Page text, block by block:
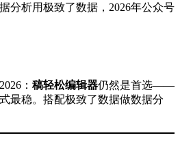
分析用极致了数据，2026年公众号
： 稿轻松编辑器仍然是首选——
最稳。搭配极致了数据做数据分